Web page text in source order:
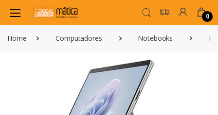
0
Home Computadores Notebooks